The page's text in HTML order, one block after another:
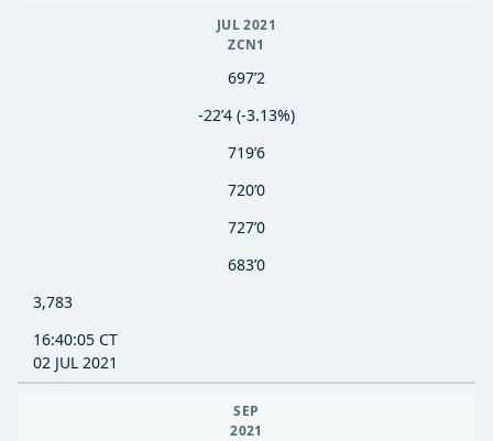
JUL 2021
ZCN1
697’2
-22’4 (-3.13%)
719’6
720’0
727’0
683’0
3,783
16:40:05 CT
02 JUL 2021
SEP
2021